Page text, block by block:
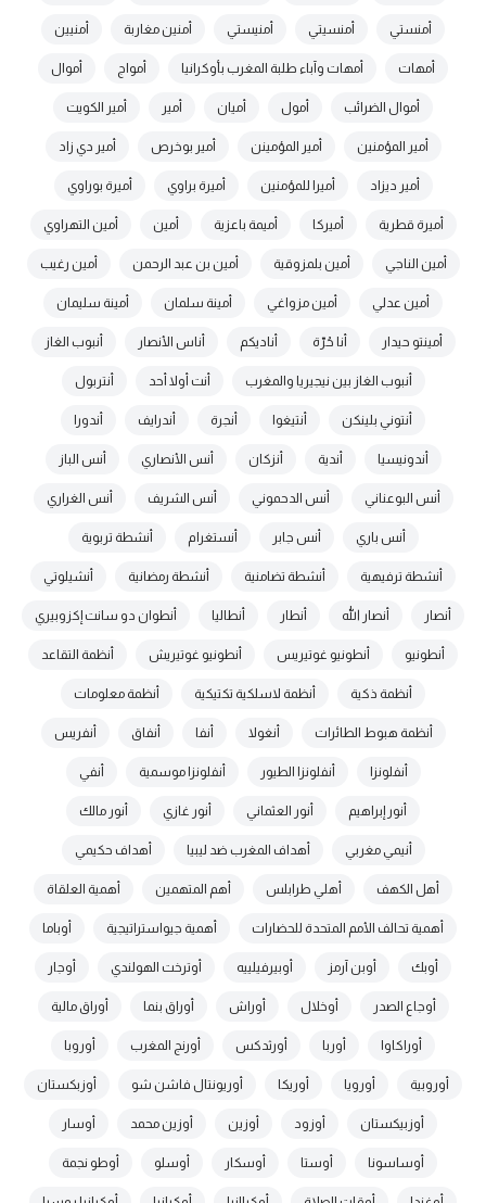
أمنستي أمنسيتي أمنيستي أمنين مغاربة أمنيين
أمهات أمهات وآباء طلبة المغرب بأوكرانيا أمواج أموال
أموال الضرائب أمول أميان أمير أمير الكويت
أمير المؤمنين أمير المؤمينن أمير بوخرص أمير دي زاد
أمير ديزاد أميرا للمؤمنين أميرة براوي أميرة بوراوي
أميرة قطرية أميركا أميمة باعزية أمين أمين التهراوي
أمين الناجي أمين بلمزوقية أمين بن عبد الرحمن أمين رغيب
أمين عدلي أمين مزواغي أمينة سلمان أمينة سليمان
أمينتو حيدار أنا حُرّة أناديكم أناس الأنصار أنبوب الغاز
أنبوب الغاز بين نيجيريا والمغرب أنت أولا أحد أنتربول
أنتوني بلينكن أنتيغوا أنجرة أندرايف أندورا
أندونيسيا أندية أنزكان أنس الأنصاري أنس الباز
أنس البوعناني أنس الدحموني أنس الشريف أنس الغراري
أنس باري أنس جابر أنستغرام أنشطة تربوية
أنشطة ترفيهية أنشطة تضامنية أنشطة رمضانية أنشيلوتي
أنصار أنصار الله أنطار أنطاليا أنطوان دو سانت إكزوبيري
أنطونيو أنطونيو غوتيريس أنطونيو غوتيريش أنظمة التقاعد
أنظمة ذكية أنظمة لاسلكية تكتيكية أنظمة معلومات
أنظمة هبوط الطائرات أنغولا أنفا أنفاق أنفريس
أنفلونزا أنفلونزا الطيور أنفلونزا موسمية أنفي
أنور إبراهيم أنور العثماني أنور غازي أنور مالك
أنيمي مغربي أهداف المغرب ضد ليبيا أهداف حكيمي
أهل الكهف أهلي طرابلس أهم المتهمين أهمية العلقاة
أهمية تحالف الأمم المتحدة للحضارات أهمية جيواستراتيجية أوباما
أوبك أوبن آرمز أوبيرفيلييه أوترخت الهولندي أوجار
أوجاع الصدر أوخلال أوراش أوراق بنما أوراق مالية
أوراكاوا أوربا أورثدكس أورنج المغرب أوروبا
أوروبية أورويا أوريكا أوريونتال فاشن شو أوزبكستان
أوزبيكستان أوزود أوزين أوزين محمد أوسار
أوساسونا أوستا أوسكار أوسلو أوطو نجمة